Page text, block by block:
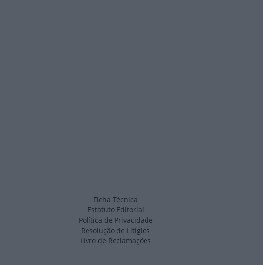
Ficha Técnica
Estatuto Editorial
Política de Privacidade
Resolução de Litígios
Livro de Reclamações